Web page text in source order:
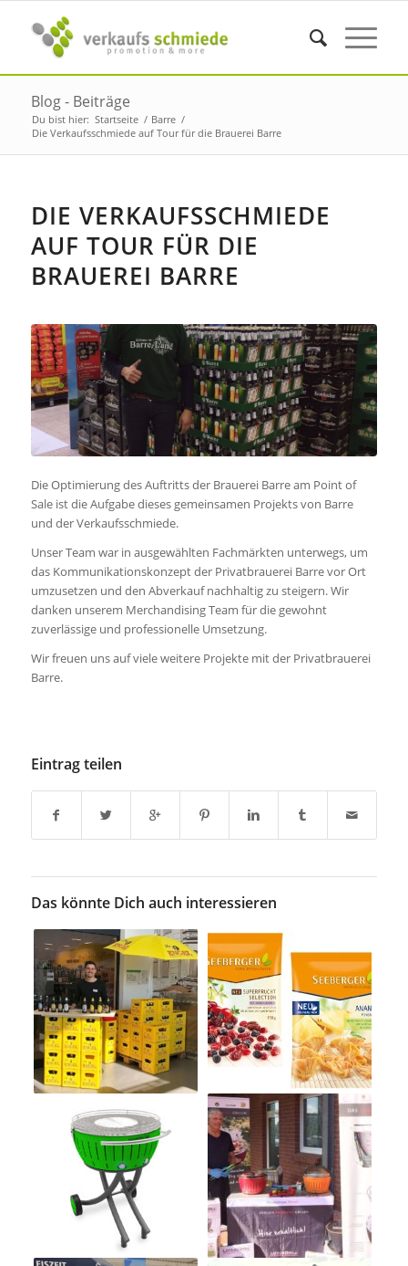
Blog - Beiträge
Du bist hier: Startseite / Barre /
Die Verkaufsschmiede auf Tour für die Brauerei Barre
DIE VERKAUFSSCHMIEDE
AUF TOUR FÜR DIE
BRAUEREI BARRE
Die Optimierung des Auftritts der Brauerei Barre am Point of
Sale ist die Aufgabe dieses gemeinsamen Projekts von Barre
und der Verkaufsschmiede.
Unser Team war in ausgewählten Fachmärkten unterwegs, um
das Kommunikationskonzept der Privatbrauerei Barre vor Ort
umzusetzen und den Abverkauf nachhaltig zu steigern. Wir
danken unserem Merchandising Team für die gewohnt
zuverlässige und professionelle Umsetzung.
Wir freuen uns auf viele weitere Projekte mit der Privatbrauerei
Barre.
Eintrag teilen
Das könnte Dich auch interessieren